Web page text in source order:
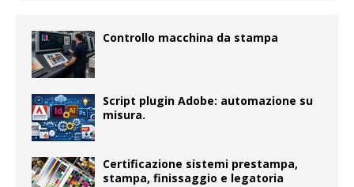
Controllo macchina da stampa
Script plugin Adobe: automazione su
misura.
Certificazione sistemi prestampa,
stampa, finissaggio e legatoria